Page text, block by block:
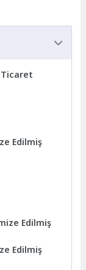
Ticaret
Edilmiş
Edilmiş
Edilmiş